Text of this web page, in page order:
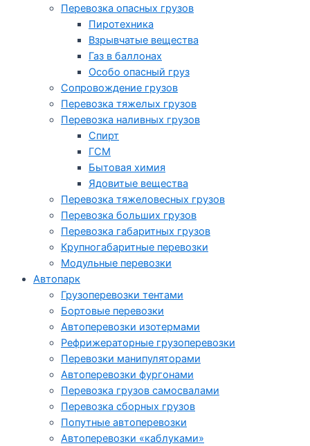
Перевозка опасных грузов
Пиротехника
Взрывчатые вещества
Газ в баллонах
Особо опасный груз
Cопровождение грузов
Перевозка тяжелых грузов
Перевозка наливных грузов
Спирт
ГСМ
Бытовая химия
Ядовитые вещества
Перевозка тяжеловесных грузов
Перевозка больших грузов
Перевозка габаритных грузов
Крупногабаритные перевозки
Модульные перевозки
Автопарк
Грузоперевозки тентами
Бортовые перевозки
Автоперевозки изотермами
Рефрижераторные грузоперевозки
Перевозки манипуляторами
Автоперевозки фургонами
Перевозка грузов самосвалами
Перевозка сборных грузов
Попутные автоперевозки
Автоперевозки «каблуками»